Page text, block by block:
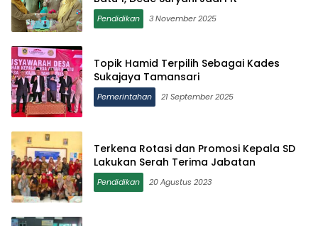
Pendidikan 3 November 2025
Topik Hamid Terpilih Sebagai Kades
Sukajaya Tamansari
Pemerintahan 21 September 2025
Terkena Rotasi dan Promosi Kepala SD
Lakukan Serah Terima Jabatan
Pendidikan 20 Agustus 2023